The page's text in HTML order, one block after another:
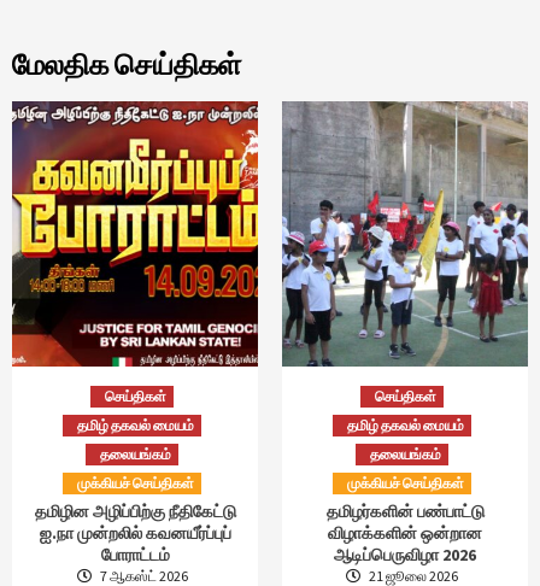
மேலதிக செய்திகள்
செய்திகள்
தமிழ் தகவல் மையம்
தலையங்கம்
முக்கியச் செய்திகள்
தமிழின அழிப்பிற்கு நீதிகேட்டு
ஐ.நா முன்றலில் கவனயீர்ப்புப்
போராட்டம்
7 ஆகஸ்ட் 2026
செய்திகள்
தமிழ் தகவல் மையம்
தலையங்கம்
முக்கியச் செய்திகள்
தமிழர்களின் பண்பாட்டு
விழாக்களின் ஒன்றான
ஆடிப்பெருவிழா 2026
21 ஜூலை 2026